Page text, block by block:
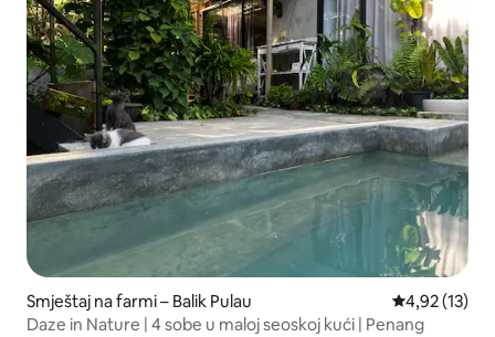
Smještaj na farmi – Balik Pulau Prosječna
4,92 (13)
Daze in Nature | 4 sobe u maloj seoskoj kući | Penang